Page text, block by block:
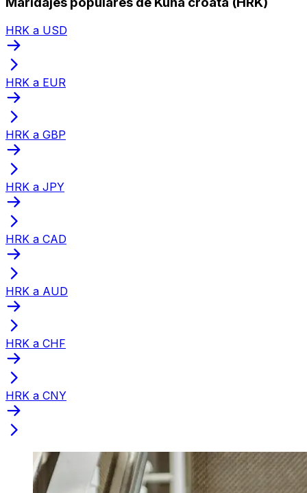
HRK a USD
HRK a EUR
HRK a GBP
HRK a JPY
HRK a CAD
HRK a AUD
HRK a CHF
HRK a CNY